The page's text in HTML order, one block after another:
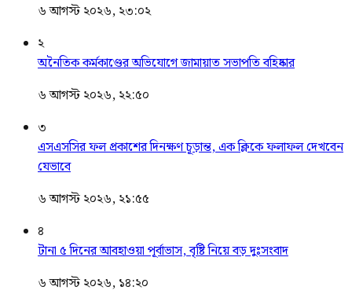
৬ আগস্ট ২০২৬, ২৩:০২
২
অনৈতিক কর্মকাণ্ডের অভিযোগে জামায়াত সভাপতি বহিষ্কার
৬ আগস্ট ২০২৬, ২২:৫০
৩
এসএসসির ফল প্রকাশের দিনক্ষণ চূড়ান্ত, এক ক্লিকে ফলাফল দেখবেন
যেভাবে
৬ আগস্ট ২০২৬, ২১:৫৫
৪
টানা ৫ দিনের আবহাওয়া পূর্বাভাস, বৃষ্টি নিয়ে বড় দুঃসংবাদ
৬ আগস্ট ২০২৬, ১৪:২০